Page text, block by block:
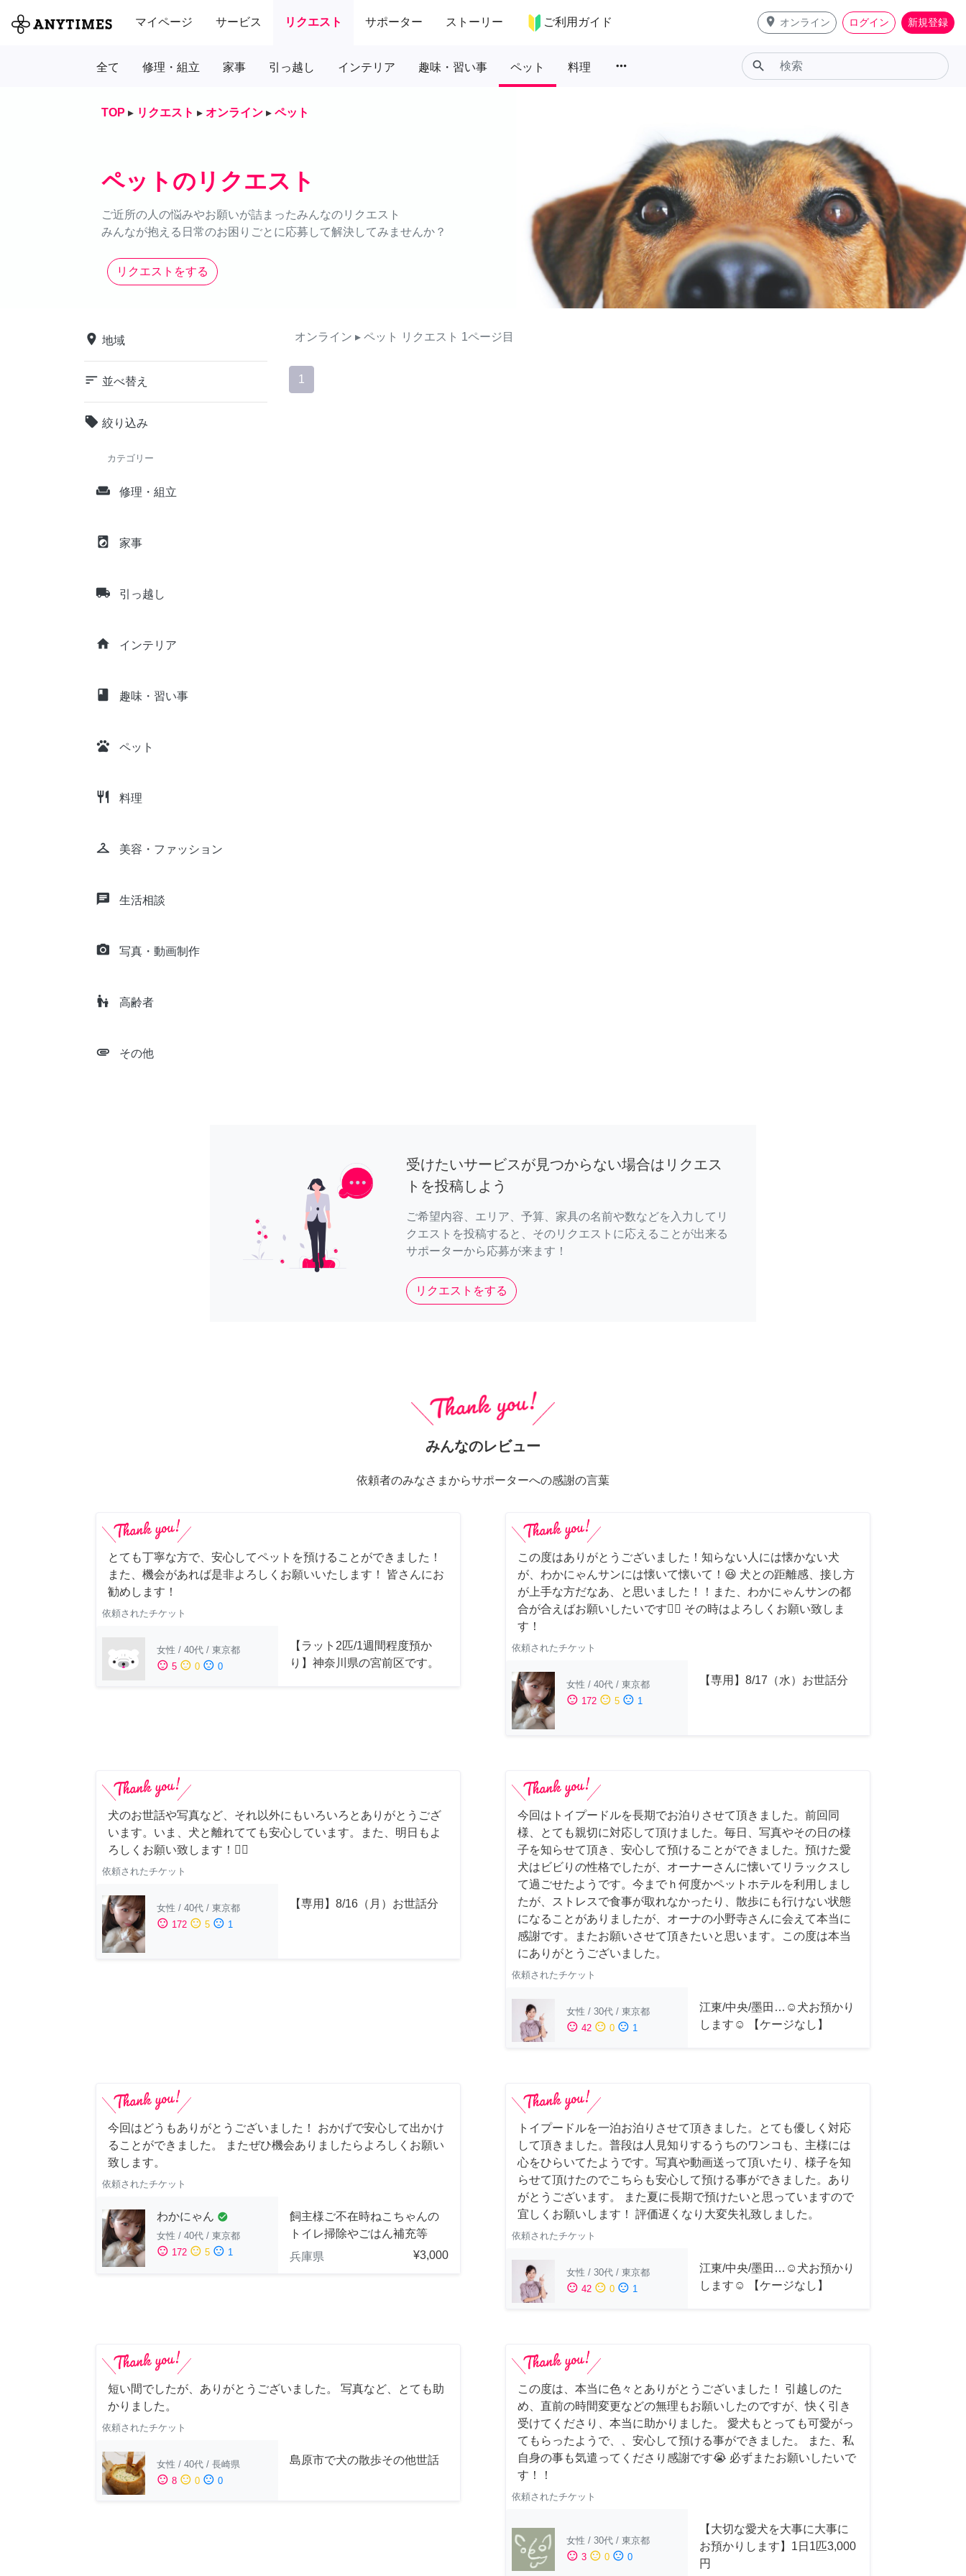
マイページ サービス リクエスト サポーター ストーリー ご利用ガイド place オンライン ログイン 新規登録
全て 修理・組立 家事 引っ越し インテリア 趣味・習い事 ペット 料理 more_horiz search
TOP ▸ リクエスト ▸ オンライン ▸ ペット
ペットのリクエスト
ご近所の人の悩みやお願いが詰まったみんなのリクエスト
みんなが抱える日常のお困りごとに応募して解決してみませんか？
リクエストをする
place 地域
sort 並べ替え
local_offer 絞り込み
カテゴリー
weekend 修理・組立
local_laundry_service 家事
local_shipping 引っ越し
home インテリア
class 趣味・習い事
pets ペット
restaurant 料理
checkroom 美容・ファッション
chat 生活相談
camera_alt 写真・動画制作
escalator_warning 高齢者
attachment その他
オンライン ▸ ペット リクエスト 1ページ目
1
受けたいサービスが見つからない場合はリクエス
トを投稿しよう
ご希望内容、エリア、予算、家具の名前や数などを入力してリ
クエストを投稿すると、そのリクエストに応えることが出来る
サポーターから応募が来ます！
リクエストをする
みんなのレビュー
依頼者のみなさまからサポーターへの感謝の言葉
とても丁寧な方で、安心してペットを預けることができました！
また、機会があれば是非よろしくお願いいたします！ 皆さんにお
勧めします！
依頼されたチケット
女性 / 40代 / 東京都
sentiment_satisfied 5 sentiment_neutral 0 sentiment_dissatisfied 0
【ラット2匹/1週間程度預か
り】神奈川県の宮前区です。
この度はありがとうございました！知らない人には懐かない犬
が、わかにゃんサンには懐いて懐いて！😆 犬との距離感、接し方
が上手な方だなあ、と思いました！！また、わかにゃんサンの都
合が合えばお願いしたいです🙇‍♂️ その時はよろしくお願い致しま
す！
依頼されたチケット
女性 / 40代 / 東京都
sentiment_satisfied 172 sentiment_neutral 5 sentiment_dissatisfied 1
【専用】8/17（水）お世話分
犬のお世話や写真など、それ以外にもいろいろとありがとうござ
います。いま、犬と離れてても安心しています。また、明日もよ
ろしくお願い致します！🙇‍♂️
依頼されたチケット
女性 / 40代 / 東京都
sentiment_satisfied 172 sentiment_neutral 5 sentiment_dissatisfied 1
【専用】8/16（月）お世話分
今回はトイプードルを長期でお泊りさせて頂きました。前回同
様、とても親切に対応して頂けました。毎日、写真やその日の様
子を知らせて頂き、安心して預けることができました。預けた愛
犬はビビりの性格でしたが、オーナーさんに懐いてリラックスし
て過ごせたようです。今までｈ何度かペットホテルを利用しまし
たが、ストレスで食事が取れなかったり、散歩にも行けない状態
になることがありましたが、オーナの小野寺さんに会えて本当に
感謝です。またお願いさせて頂きたいと思います。この度は本当
にありがとうございました。
依頼されたチケット
女性 / 30代 / 東京都
sentiment_satisfied 42 sentiment_neutral 0 sentiment_dissatisfied 1
江東/中央/墨田…☺︎犬お預かり
します☺︎ 【ケージなし】
今回はどうもありがとうございました！ おかげで安心して出かけ
ることができました。 またぜひ機会ありましたらよろしくお願い
致します。
依頼されたチケット
わかにゃん check_circle
女性 / 40代 / 東京都
sentiment_satisfied 172 sentiment_neutral 5 sentiment_dissatisfied 1
飼主様ご不在時ねこちゃんの
トイレ掃除やごはん補充等
兵庫県
¥3,000
トイプードルを一泊お泊りさせて頂きました。とても優しく対応
して頂きました。普段は人見知りするうちのワンコも、主様には
心をひらいてたようです。写真や動画送って頂いたり、様子を知
らせて頂けたのでこちらも安心して預ける事ができました。あり
がとうございます。 また夏に長期で預けたいと思っていますので
宜しくお願いします！ 評価遅くなり大変失礼致しました。
依頼されたチケット
女性 / 30代 / 東京都
sentiment_satisfied 42 sentiment_neutral 0 sentiment_dissatisfied 1
江東/中央/墨田…☺︎犬お預かり
します☺︎ 【ケージなし】
短い間でしたが、ありがとうございました。 写真など、とても助
かりました。
依頼されたチケット
女性 / 40代 / 長崎県
sentiment_satisfied 8 sentiment_neutral 0 sentiment_dissatisfied 0
島原市で犬の散歩その他世話
この度は、本当に色々とありがとうございました！ 引越しのた
め、直前の時間変更などの無理もお願いしたのですが、快く引き
受けてくださり、本当に助かりました。 愛犬もとっても可愛がっ
てもらったようで、、安心して預ける事ができました。 また、私
自身の事も気遣ってくださり感謝です😭 必ずまたお願いしたいで
す！！
依頼されたチケット
女性 / 30代 / 東京都
sentiment_satisfied 3 sentiment_neutral 0 sentiment_dissatisfied 0
【大切な愛犬を大事に大事に
お預かりします】1日1匹3,000
円